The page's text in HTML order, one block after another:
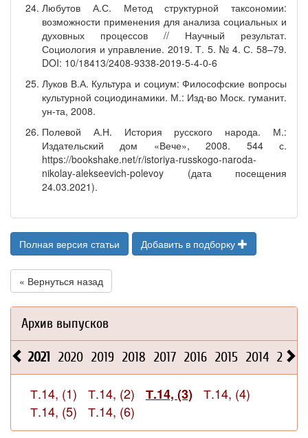
Любутов А.С. Метод структурной таксономии:
возможности применения для анализа социальных и
духовных процессов // Научный результат.
Социология и управление. 2019. Т. 5. № 4. С. 58–79.
DOI: 10/18413/2408-9338-2019-5-4-0-6
Луков В.А. Культура и социум: Философские вопросы
культурной социодинамики. М.: Изд-во Моск. гуманит.
ун-та, 2008.
Полевой А.Н. История русского народа. М.:
Издательский дом «Вече», 2008. 544 с.
https://bookshake.net/r/istoriya-russkogo-naroda-
nikolay-alekseevich-polevoy (дата посещения
24.03.2021).
Полная версия статьи Добавить в подборку
« Вернуться назад
Архив выпусков
2021 2020 2019 2018 2017 2016 2015 2014 2013
Т.14, (1) Т.14, (2) Т.14, (3)
Т.14, (4)
Т.14, (5)
Т.14, (6)